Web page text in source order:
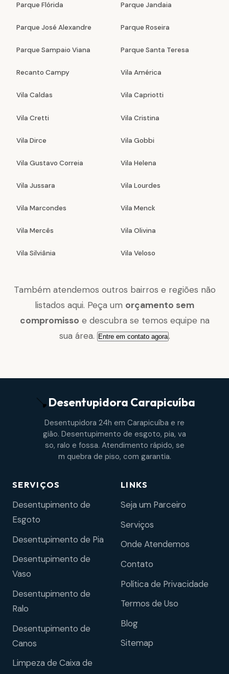
Parque Flórida Parque Jandaia
Parque José Alexandre Parque Roseira
Parque Sampaio Viana Parque Santa Teresa
Recanto Campy Vila América
Vila Caldas Vila Capriotti
Vila Cretti Vila Cristina
Vila Dirce Vila Gobbi
Vila Gustavo Correia Vila Helena
Vila Jussara Vila Lourdes
Vila Marcondes Vila Menck
Vila Mercês Vila Olivina
Vila Silviânia Vila Veloso
Também atendemos outros bairros e regiões não
listados aqui. Peça um orçamento sem
compromisso e descubra se temos equipe na
sua área.
Entre em contato agora.
Desentupidora Carapicuíba
Desentupidora 24h em Carapicuíba e re
gião. Desentupimento de esgoto, pia, va
so, ralo e fossa. Atendimento rápido, se
m quebra de piso, com garantia.
SERVIÇOS
Desentupimento de
Esgoto
Desentupimento de Pia
Desentupimento de
Vaso
Desentupimento de
Ralo
Desentupimento de
Canos
Limpeza de Caixa de
LINKS
Seja um Parceiro
Serviços
Onde Atendemos
Contato
Política de Privacidade
Termos de Uso
Blog
Sitemap